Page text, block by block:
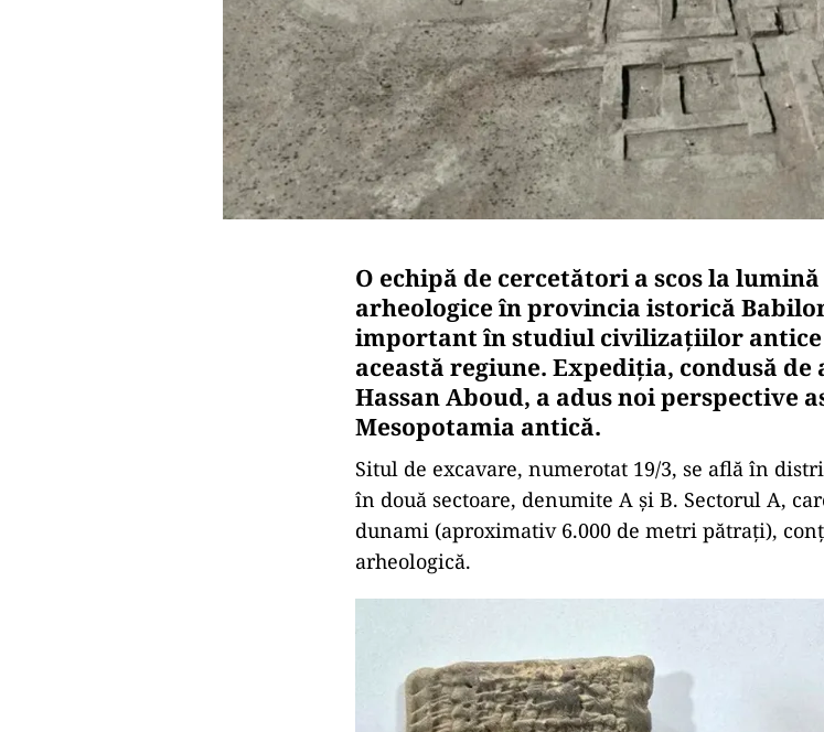
O echipă de cercetători a scos la
arheologice în provincia istorică
important în studiul civilizațiilor antice
această regiune. Expediția, condusă
Hassan Aboud, a adus noi
Mesopotamia antică.
Situl de excavare, numerotat 19/3, se află în
în două sectoare, denumite A și B. Sectorul A,
dunami (aproximativ 6.000 de metri pătrați),
arheologică.